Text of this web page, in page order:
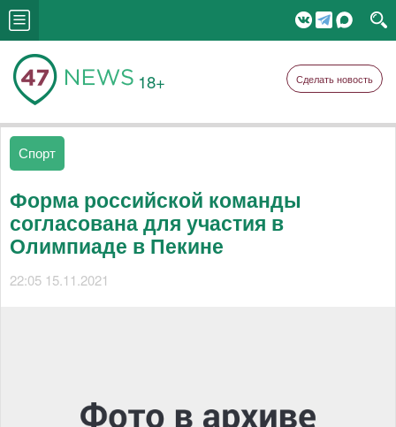
18+ Сделать новость
Спорт
Форма российской команды
согласована для участия в
Олимпиаде в Пекине
22:05 15.11.2021